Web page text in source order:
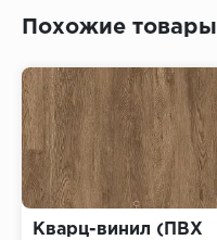
Похожие товары
Кварц-винил (ПВХ